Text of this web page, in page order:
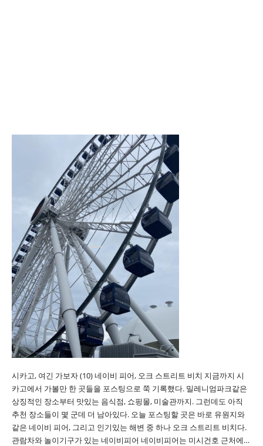
시카고, 여긴 가보자 (10) 네이비 피어, 오크 스트리트 비치 지금까지 시
카고에서 가볼만 한 곳들을 포스팅으로 쭉 기록했다. 밀레니엄파크같은
상징적인 장소부터 맛있는 음식점, 쇼핑몰, 미술관까지. 그런데도 아직
추천 장소들이 몇 군데 더 남아있다. 오늘 포스팅할 곳은 바로 유원지와
같은 네이비 피어, 그리고 인기있는 해변 중 하나 오크 스트리트 비치다.
관람차와 놀이기구가 있는 네이비피어 네이비피어는 미시건호 근처에…